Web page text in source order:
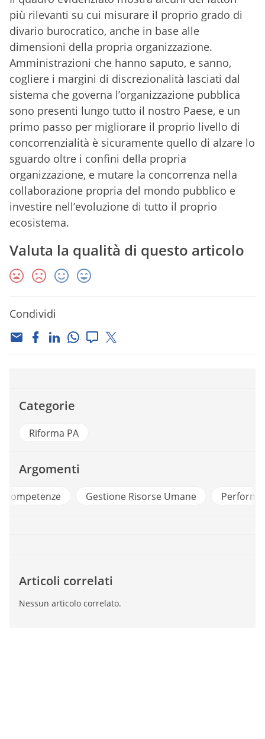
più rilevanti su cui misurare il proprio grado di
divario burocratico, anche in base alle
dimensioni della propria organizzazione.
Amministrazioni che hanno saputo, e sanno,
cogliere i margini di discrezionalità lasciati dal
sistema che governa l’organizzazione pubblica
sono presenti lungo tutto il nostro Paese, e un
primo passo per migliorare il proprio livello di
concorrenzialità è sicuramente quello di alzare lo
sguardo oltre i confini della propria
organizzazione, e mutare la concorrenza nella
collaborazione propria del mondo pubblico e
investire nell’evoluzione di tutto il proprio
ecosistema.
Valuta la qualità di questo articolo
Condividi
Categorie
Riforma PA
Argomenti
Gestione Risorse Umane Performance
Articoli correlati
Nessun articolo correlato.